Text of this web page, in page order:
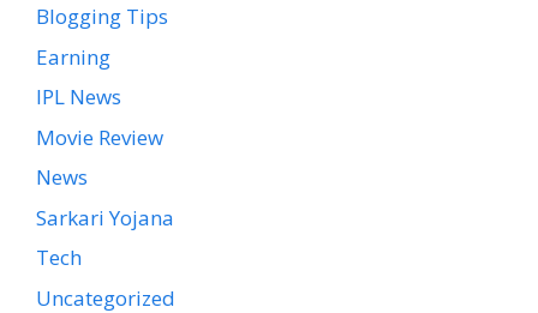
Blogging Tips
Earning
IPL News
Movie Review
News
Sarkari Yojana
Tech
Uncategorized